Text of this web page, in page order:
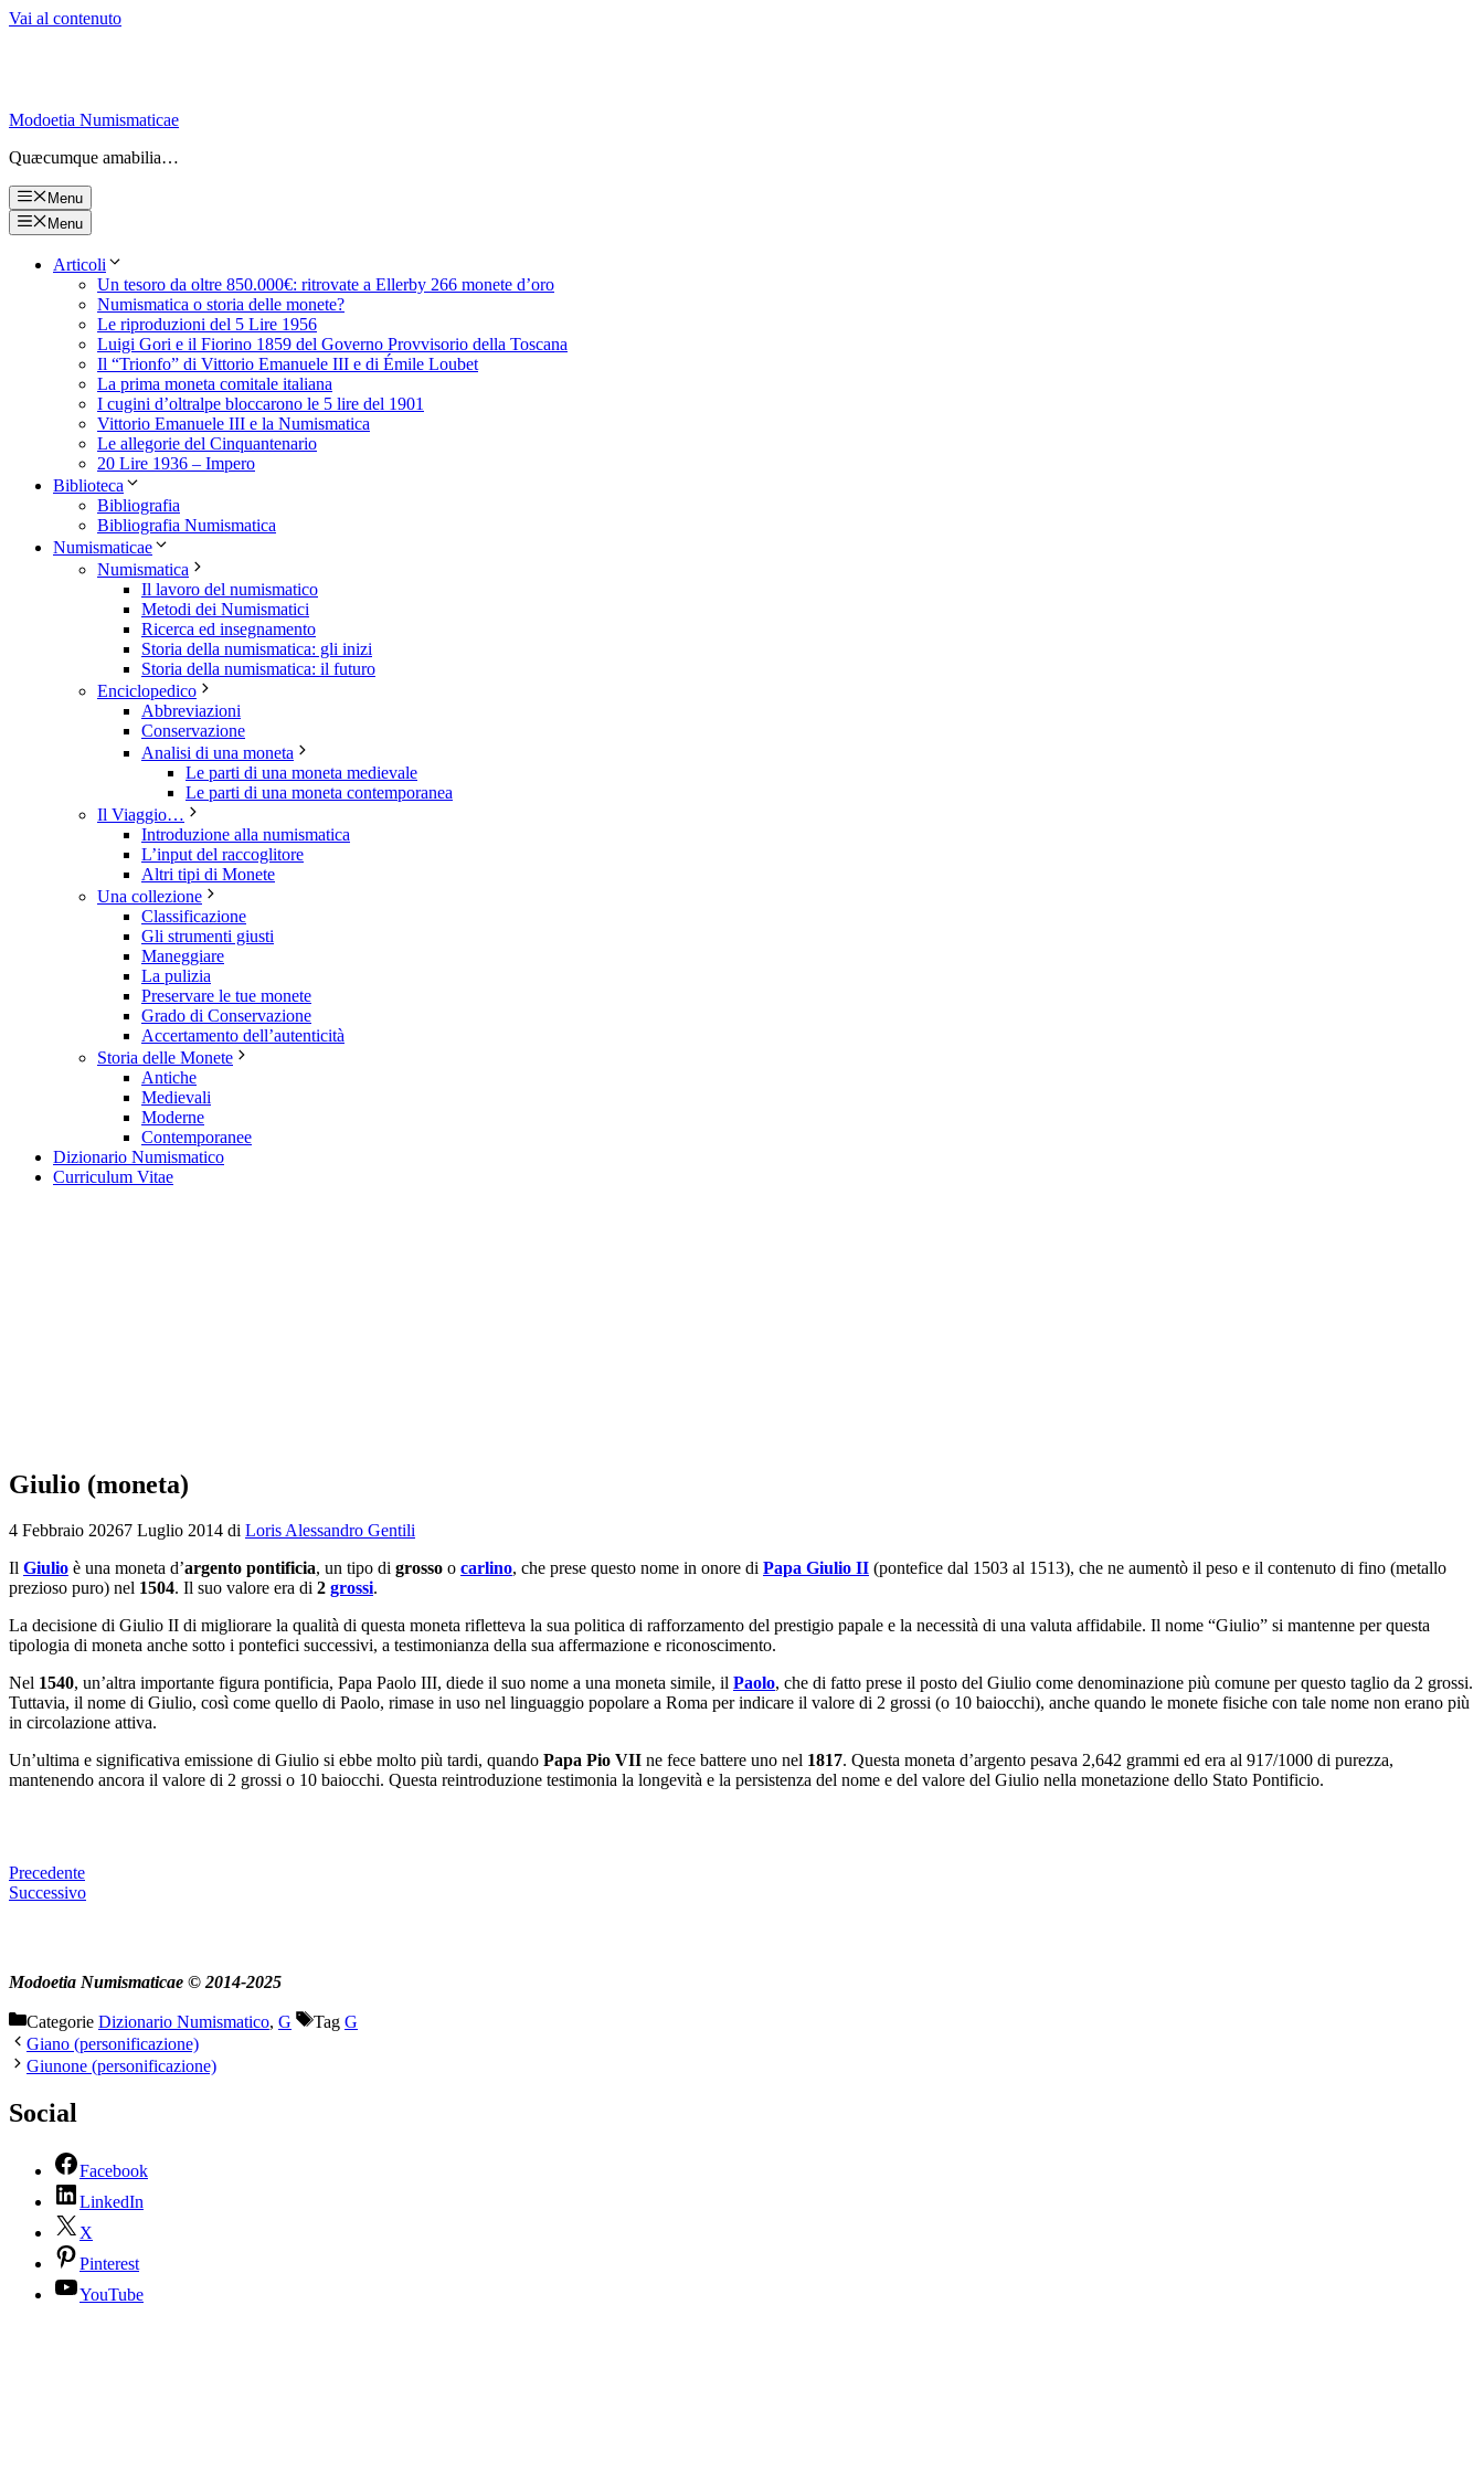
Vai al contenuto
Modoetia Numismaticae
Quæcumque amabilia…
Menu
Menu
Articoli
Un tesoro da oltre 850.000€: ritrovate a Ellerby 266 monete d’oro
Numismatica o storia delle monete?
Le riproduzioni del 5 Lire 1956
Luigi Gori e il Fiorino 1859 del Governo Provvisorio della Toscana
Il “Trionfo” di Vittorio Emanuele III e di Émile Loubet
La prima moneta comitale italiana
I cugini d’oltralpe bloccarono le 5 lire del 1901
Vittorio Emanuele III e la Numismatica
Le allegorie del Cinquantenario
20 Lire 1936 – Impero
Biblioteca
Bibliografia
Bibliografia Numismatica
Numismaticae
Numismatica
Il lavoro del numismatico
Metodi dei Numismatici
Ricerca ed insegnamento
Storia della numismatica: gli inizi
Storia della numismatica: il futuro
Enciclopedico
Abbreviazioni
Conservazione
Analisi di una moneta
Le parti di una moneta medievale
Le parti di una moneta contemporanea
Il Viaggio…
Introduzione alla numismatica
L’input del raccoglitore
Altri tipi di Monete
Una collezione
Classificazione
Gli strumenti giusti
Maneggiare
La pulizia
Preservare le tue monete
Grado di Conservazione
Accertamento dell’autenticità
Storia delle Monete
Antiche
Medievali
Moderne
Contemporanee
Dizionario Numismatico
Curriculum Vitae
Giulio (moneta)
4 Febbraio 20267 Luglio 2014 di Loris Alessandro Gentili
Il Giulio è una moneta d’argento pontificia, un tipo di grosso o carlino, che prese questo nome in onore di Papa Giulio II (pontefice dal 1503 al 1513), che ne aumentò il peso e il contenuto di fino (metallo
prezioso puro) nel 1504. Il suo valore era di 2 grossi.
La decisione di Giulio II di migliorare la qualità di questa moneta rifletteva la sua politica di rafforzamento del prestigio papale e la necessità di una valuta affidabile. Il nome “Giulio” si mantenne per questa
tipologia di moneta anche sotto i pontefici successivi, a testimonianza della sua affermazione e riconoscimento.
Nel 1540, un’altra importante figura pontificia, Papa Paolo III, diede il suo nome a una moneta simile, il Paolo, che di fatto prese il posto del Giulio come denominazione più comune per questo taglio da 2 grossi.
Tuttavia, il nome di Giulio, così come quello di Paolo, rimase in uso nel linguaggio popolare a Roma per indicare il valore di 2 grossi (o 10 baiocchi), anche quando le monete fisiche con tale nome non erano più
in circolazione attiva.
Un’ultima e significativa emissione di Giulio si ebbe molto più tardi, quando Papa Pio VII ne fece battere uno nel 1817. Questa moneta d’argento pesava 2,642 grammi ed era al 917/1000 di purezza,
mantenendo ancora il valore di 2 grossi o 10 baiocchi. Questa reintroduzione testimonia la longevità e la persistenza del nome e del valore del Giulio nella monetazione dello Stato Pontificio.
Precedente
Successivo
Modoetia Numismaticae © 2014-2025
Categorie Dizionario Numismatico, G Tag G
Giano (personificazione)
Giunone (personificazione)
Social
Facebook
LinkedIn
X
Pinterest
YouTube